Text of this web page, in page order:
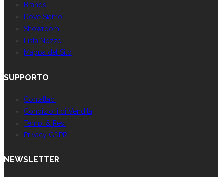
Brands
Dove Siamo
Showroom
Lista Nozze
Mappa del Sito
SUPPORTO
Contattaci
Condizioni di Vendita
Tempi & Resi
Privacy GDPR
NEWSLETTER